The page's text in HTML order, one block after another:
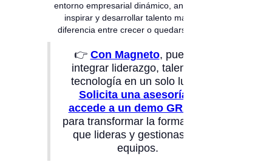
entorno empresarial dinámico, anticiparse,
inspirar y desarrollar talento marca la
diferencia entre crecer o quedarse atrás.
👉 Con Magneto, puedes
integrar liderazgo, talento y
tecnología en un solo lugar.
Solicita una asesoría y
accede a un demo GRATIS
para transformar la forma en la
que lideras y gestionas tus
equipos.